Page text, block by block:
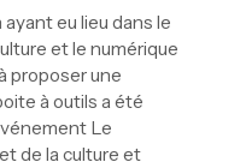
eu lieu dans le
et le numérique
proposer une
à outils a été
Le
de la culture et